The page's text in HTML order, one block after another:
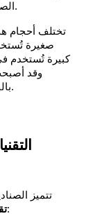
الصندوق موضوعاً في خزانة أو مكان قليل الإضاءة.
تختلف أحجام
صغيرة
كبيرة تُستخدم
وقد
بالبصمة أو التحكم عبر تطبيقات الهاتف المحمول.
تتميز
، ومن أبرز هذه التقنيات: